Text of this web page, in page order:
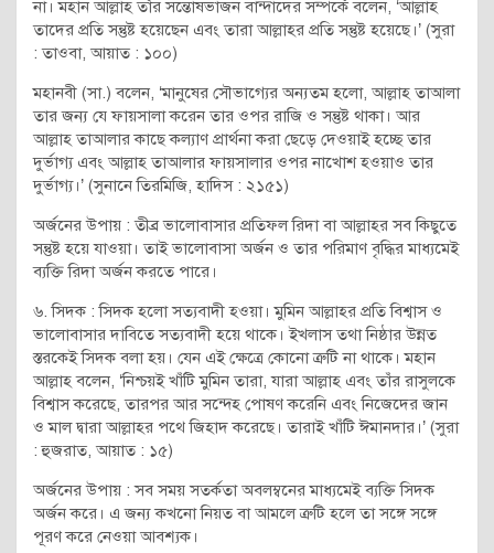
না। মহান আল্লাহ তাঁর সন্তোষভাজন বান্দাদের সম্পর্কে বলেন, ‘আল্লাহ
তাদের প্রতি সন্তুষ্ট হয়েছেন এবং তারা আল্লাহর প্রতি সন্তুষ্ট হয়েছে।’ (সুরা
: তাওবা, আয়াত : ১০০)
মহানবী (সা.) বলেন, ‘মানুষের সৌভাগ্যের অন্যতম হলো, আল্লাহ তাআলা
তার জন্য যে ফায়সালা করেন তার ওপর রাজি ও সন্তুষ্ট থাকা। আর
আল্লাহ তাআলার কাছে কল্যাণ প্রার্থনা করা ছেড়ে দেওয়াই হচ্ছে তার
দুর্ভাগ্য এবং আল্লাহ তাআলার ফায়সালার ওপর নাখোশ হওয়াও তার
দুর্ভাগ্য।’ (সুনানে তিরমিজি, হাদিস : ২১৫১)
অর্জনের উপায় : তীব্র ভালোবাসার প্রতিফল রিদা বা আল্লাহর সব কিছুতে
সন্তুষ্ট হয়ে যাওয়া। তাই ভালোবাসা অর্জন ও তার পরিমাণ বৃদ্ধির মাধ্যমেই
ব্যক্তি রিদা অর্জন করতে পারে।
৬. সিদক : সিদক হলো সত্যবাদী হওয়া। মুমিন আল্লাহর প্রতি বিশ্বাস ও
ভালোবাসার দাবিতে সত্যবাদী হয়ে থাকে। ইখলাস তথা নিষ্ঠার উন্নত
স্তরকেই সিদক বলা হয়। যেন এই ক্ষেত্রে কোনো ত্রুটি না থাকে। মহান
আল্লাহ বলেন, ‘নিশ্চয়ই খাঁটি মুমিন তারা, যারা আল্লাহ এবং তাঁর রাসুলকে
বিশ্বাস করেছে, তারপর আর সন্দেহ পোষণ করেনি এবং নিজেদের জান
ও মাল দ্বারা আল্লাহর পথে জিহাদ করেছে। তারাই খাঁটি ঈমানদার।’ (সুরা
: হুজরাত, আয়াত : ১৫)
অর্জনের উপায় : সব সময় সতর্কতা অবলম্বনের মাধ্যমেই ব্যক্তি সিদক
অর্জন করে। এ জন্য কখনো নিয়ত বা আমলে ত্রুটি হলে তা সঙ্গে সঙ্গে
পূরণ করে নেওয়া আবশ্যক।